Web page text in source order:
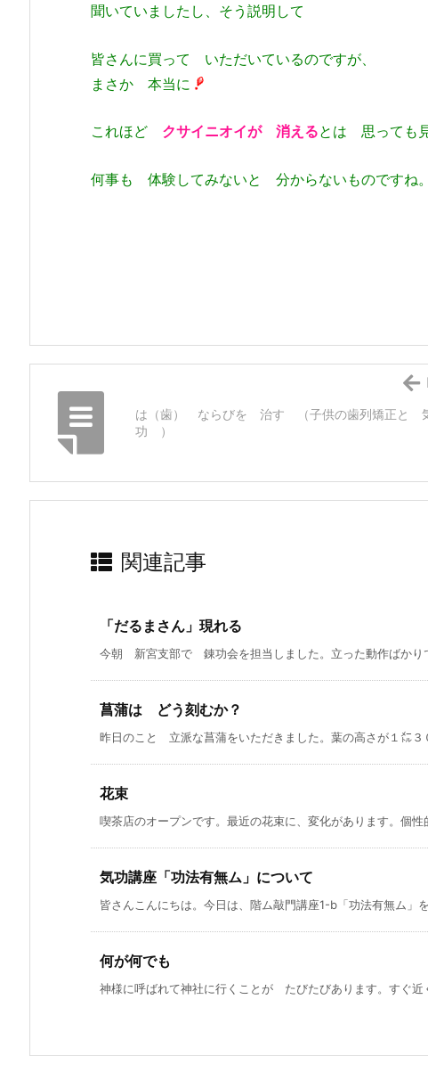
聞いていましたし、そう説明して
皆さんに買って いただいているのですが、
まさか 本当に
これほど クサイニオイが 消えるとは 思っても
何事も 体験してみないと 分からないものですね。
は（歯） ならびを 治す （子供の歯列矯正と
功 ）
関連記事
「だるまさん」現れる
今朝 新宮支部で 錬功会を担当しました。立った動作ばか
菖蒲は どう刻むか？
昨日のこと 立派な菖蒲をいただきました。葉の高さが１㍍
花束
喫茶店のオープンです。最近の花束に、変化があります。個性
気功講座「功法有無ム」について
皆さんこんにちは。今日は、階ム敲門講座1-b「功法有無ム」
何が何でも
神様に呼ばれて神社に行くことが たびたびあります。すぐ